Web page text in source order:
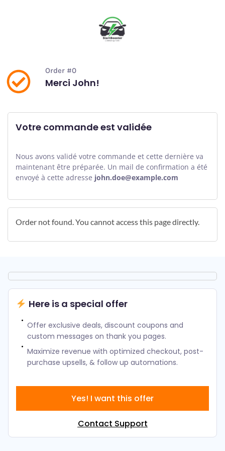
Order #0
Merci John!
Votre commande est validée
Nous avons validé votre commande et cette dernière va
maintenant être préparée. Un mail de confirmation a été
envoyé à cette adresse john.doe@example.com
Order not found. You cannot access this page directly.
Here is a special offer
Offer exclusive deals, discount coupons and
custom messages on thank you pages.
Maximize revenue with optimized checkout, post-
purchase upsells, & follow up automations.
Yes! I want this offer
Contact Support